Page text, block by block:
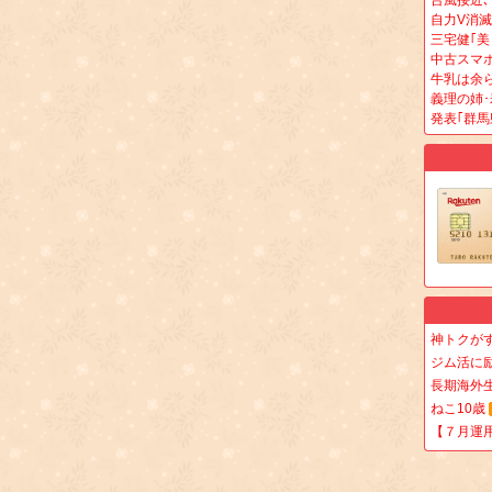
自力V消
三宅健｢
中古スマ
牛乳は余
義理の姉
発表｢群
神トクが
ジム活に
長期海外
ねこ10歳
【７月